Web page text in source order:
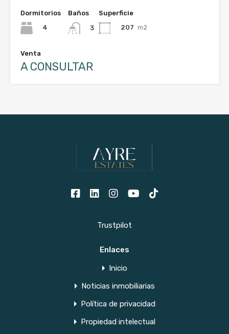
Dormitorios
4
Baños
3
Superficie
207 m2
Venta
A CONSULTAR
Trustpilot
Enlaces
Inicio
Noticias inmobiliarias
Política de privacidad
Propiedad intelectual